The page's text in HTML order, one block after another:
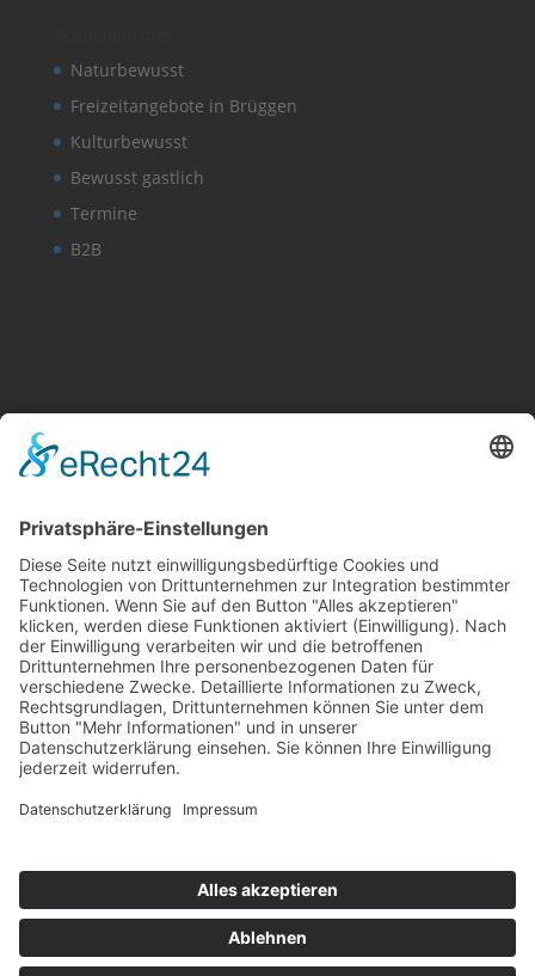
Naturbewusst
Freizeitangebote in Brüggen
Kulturbewusst
Bewusst gastlich
Termine
B2B
Kontakt Newsletter
Copyright© 2022-2026 Bewusst Brüggen -